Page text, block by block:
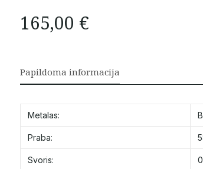
165,00 €
Papildoma informacija
Metalas:
Praba:
Svoris: